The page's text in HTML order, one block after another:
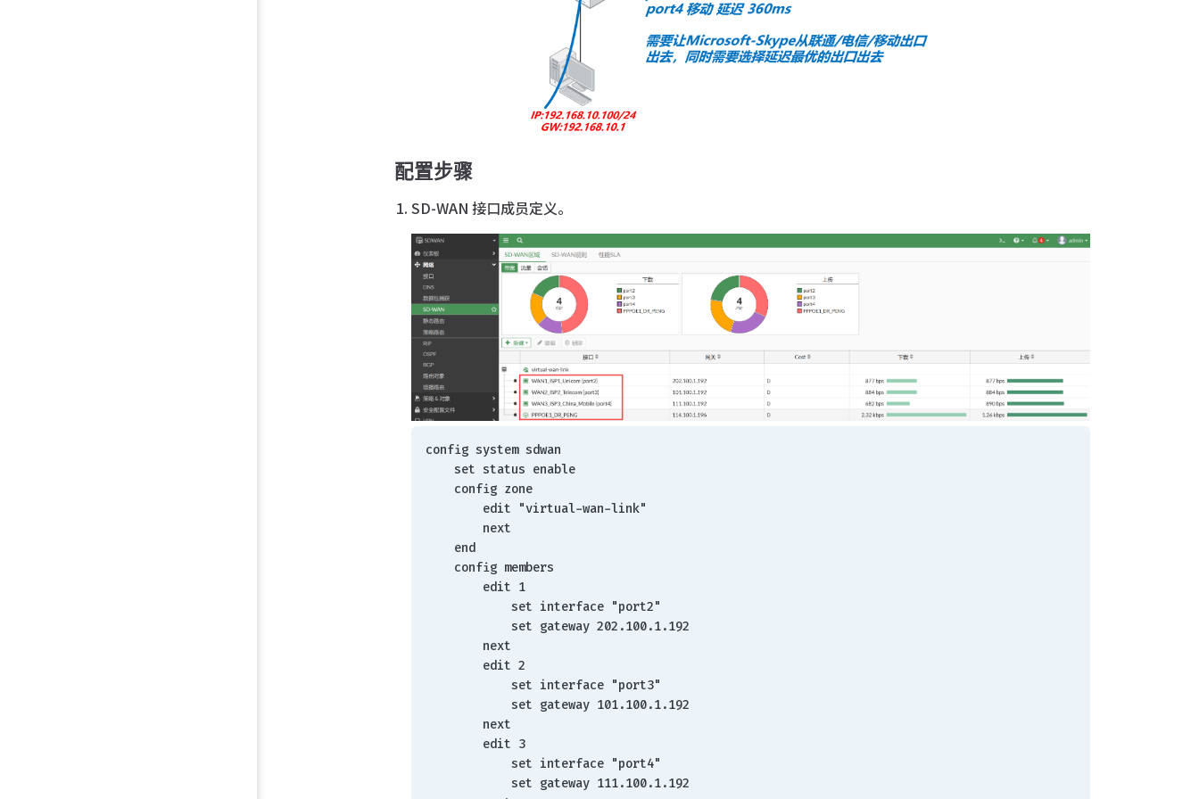
配置步骤
SD-WAN 接口成员定义。
config system sdwan
    set status enable
    config zone
        edit "virtual-wan-link"
        next
    end
    config members
        edit 1
            set interface "port2"
            set gateway 202.100.1.192
        next
        edit 2
            set interface "port3"
            set gateway 101.100.1.192
        next
        edit 3
            set interface "port4"
            set gateway 111.100.1.192